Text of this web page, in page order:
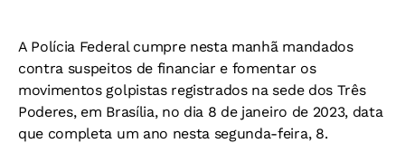
A Polícia Federal cumpre nesta manhã mandados
contra suspeitos de financiar e fomentar os
movimentos golpistas registrados na sede dos Três
Poderes, em Brasília, no dia 8 de janeiro de 2023, data
que completa um ano nesta segunda-feira, 8.